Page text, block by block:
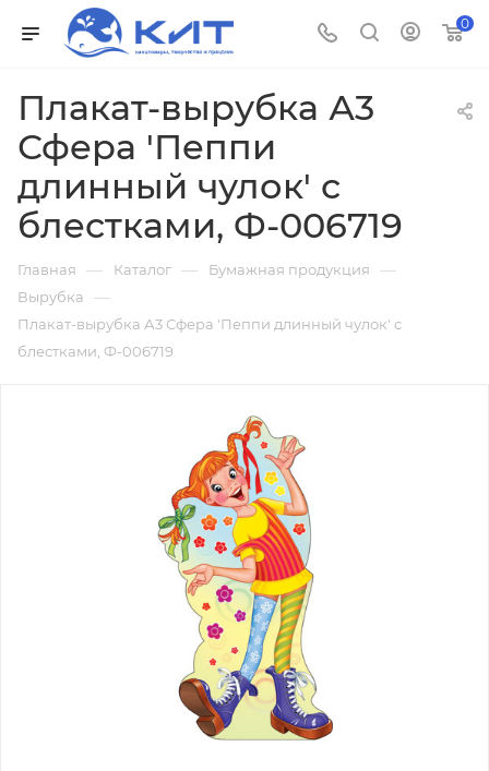
0
Плакат-вырубка А3
Сфера 'Пеппи
длинный чулок' с
блестками, Ф-006719
Главная — Каталог — Бумажная продукция —
Вырубка —
Плакат-вырубка А3 Сфера 'Пеппи длинный чулок' с
блестками, Ф-006719